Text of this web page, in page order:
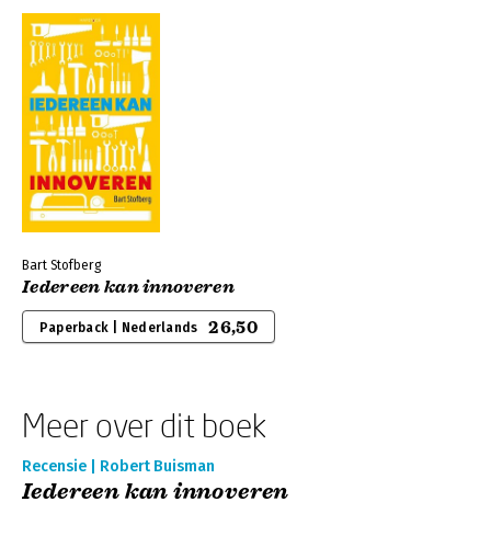
Bart Stofberg
Iedereen kan innoveren
Paperback | Nederlands 26,50
Meer over dit boek
Recensie | Robert Buisman
Iedereen kan innoveren